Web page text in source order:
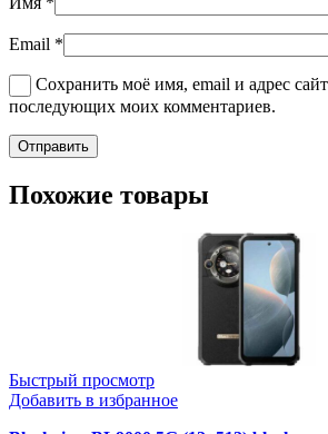
Email *
Сохранить моё имя, email и адрес
последующих моих комментариев.
Похожие товары
Быстрый просмотр
Добавить в избранное